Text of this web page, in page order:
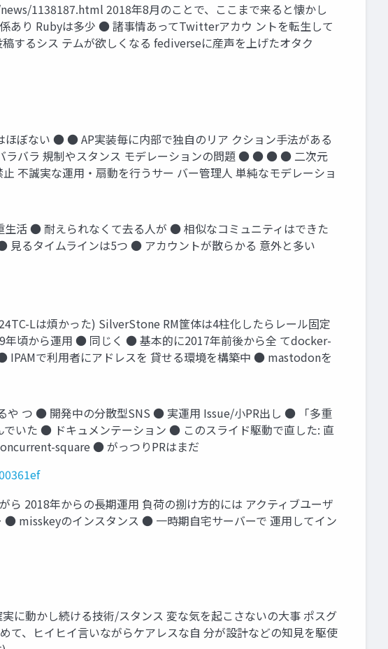
1138187.html 2018年8月のことで、ここまで来ると懐かし
あり Rubyは多少 ● 諸事情あってTwitterアカウ ントを転生して
るシス テムが欲しくなる fediverseに産声を上げたオタク
ぼない ● ● AP実装毎に内部で独自のリア クション手法がある
ラバラ 規制やスタンス モデレーションの問題 ● ● ● ● 二次元
不誠実な運用・扇動を行うサー バー管理人 単純なモデレーショ
活 ● 耐えられなくて去る人が ● 相似なコミュニティはできた
るタイムラインは5つ ● アカウントが散らかる 意外と多い
Lは煩かった) SilverStone RM筐体は4柱化したらレール固定
頃から運用 ● 同じく ● 基本的に2017年前後から全 てdocker-
で利用者にアドレスを 貸せる環境を構築中 ● mastodonを
つ ● 開発中の分散型SNS ● 実運用 Issue/小PR出し ● 「多重
いた ● ドキュメンテーション ● このスライド駆動で直した: 直
square ● がっつりPRはまだ
2018年からの長期運用 負荷の捌け方的には アクティブユーザ
● misskeyのインスタンス ● 一時期自宅サーバーで 運用してイン
動かし続ける技術/スタンス 変な気を起こさないの大事 ポスグ
、ヒイヒイ言いながらケアレスな自 分が設計などの知見を駆使